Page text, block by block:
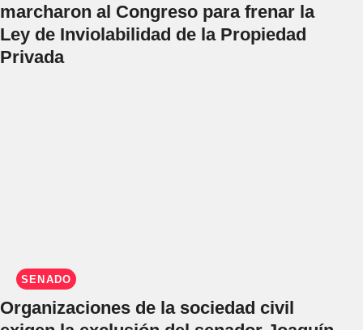
marcharon al Congreso para frenar la
Ley de Inviolabilidad de la Propiedad
Privada
SENADO
Organizaciones de la sociedad civil